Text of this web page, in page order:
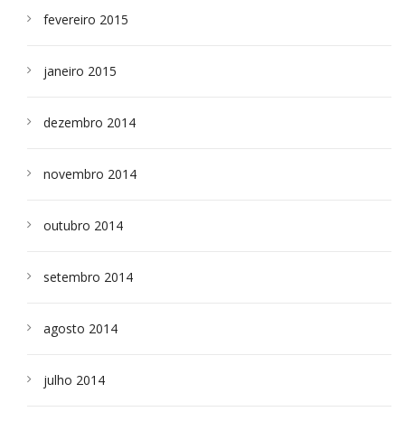
fevereiro 2015
janeiro 2015
dezembro 2014
novembro 2014
outubro 2014
setembro 2014
agosto 2014
julho 2014